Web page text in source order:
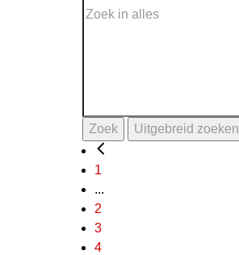
Zoek Uitgebreid zoeken
1
...
2
3
4